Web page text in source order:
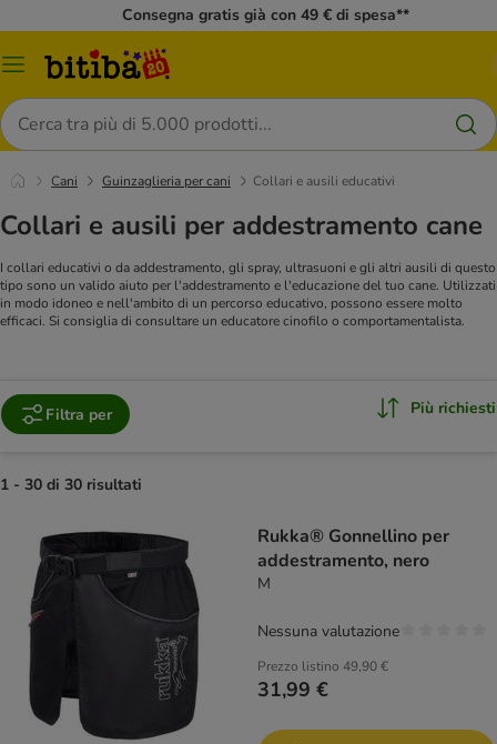
Consegna gratis già con 49 € di spesa**
Overview
Cerca
Cani Guinzaglieria per cani Collari e ausili educativi
Collari e ausili per addestramento cane
I collari educativi o da addestramento, gli spray, ultrasuoni e gli altri ausili di questo
tipo sono un valido aiuto per l'addestramento e l'educazione del tuo cane. Utilizzati
in modo idoneo e nell'ambito di un percorso educativo, possono essere molto
efficaci. Si consiglia di consultare un educatore cinofilo o comportamentalista.
Filtra per Più richiesti
1 - 30 di 30 risultati
Rukka® Gonnellino per
addestramento, nero
M
Prezzo listino 49,90 €
31,99 €
Nessuna valutazione